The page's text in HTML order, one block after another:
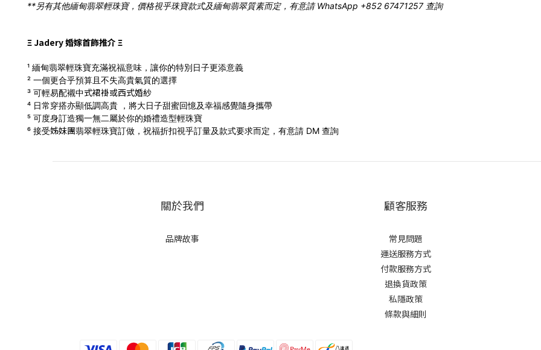
**另有其他緬甸翡翠輕珠寶，價格視乎珠寶款式及緬甸翡翠質素而定，有意請 WhatsApp +852 67471257 查詢
Ξ Jadery 婚嫁首飾推介 Ξ
¹ 緬甸翡翠輕珠寶充滿祝福意味，讓你的特別日子更添意義
² 一個更合乎預算且不失高貴氣質的選擇
³ 可輕易配襯中式裙褂或西式婚紗
⁴ 日常穿搭亦顯低調高貴 ，將大日子甜蜜回憶及幸福感覺隨身攜帶
⁵ 可度身訂造獨一無二屬於你的婚禮造型輕珠寶
⁶ 接受姊妹團翡翠輕珠寶訂做， 祝福折扣視乎訂量及款式要求而定，有意請 DM 查詢
關於我們
品牌故事
顧客服務
常見問題
運送服務方式
付款服務方式
退換貨政策
私隱政策
條款與細則